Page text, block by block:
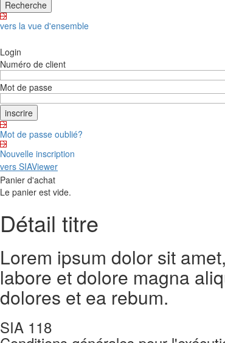
vers la vue d'ensemble
Login
Numéro de client
Mot de passe
Mot de passe oublié?
Nouvelle inscription
vers SIAViewer
Panier d'achat
Le panier est vide.
Détail titre
Lorem ipsum dolor sit
labore et dolore magna
dolores et ea rebum.
SIA 118